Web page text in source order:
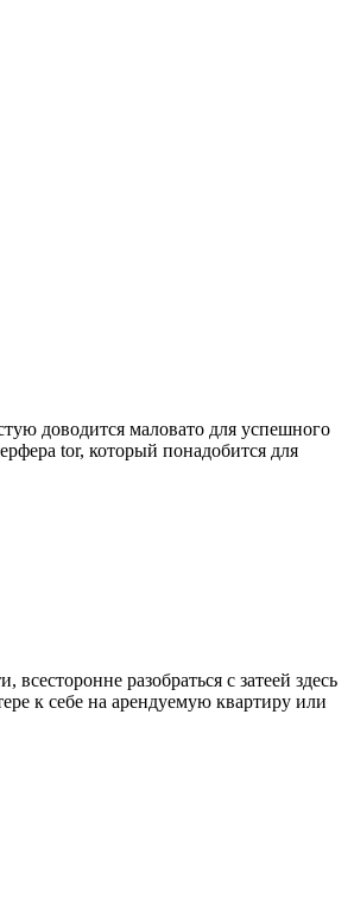
доводится маловато для успешного
tor, который понадобится для
разобраться с затеей здесь
к себе на арендуемую квартиру или